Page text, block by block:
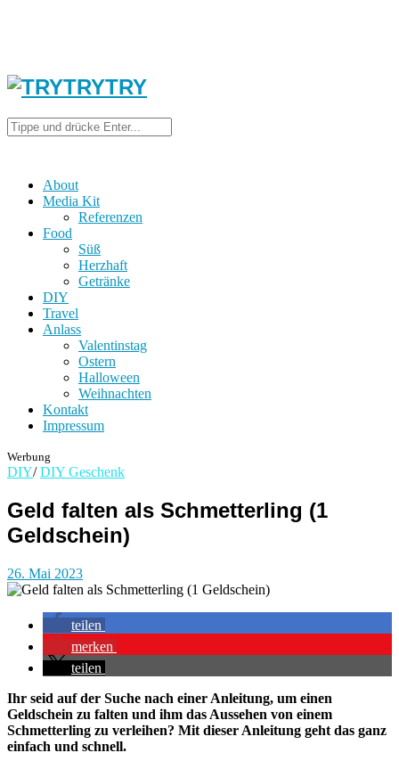
About
Media Kit
Referenzen
Food
Süß
Herzhaft
Getränke
DIY
Travel
Anlass
Valentinstag
Ostern
Halloween
Weihnachten
Kontakt
Impressum
Werbung
DIY/ DIY Geschenk
Geld falten als Schmetterling (1
Geldschein)
26. Mai 2023
teilen
merken
teilen
Ihr seid auf der Suche nach einer Anleitung, um einen
Geldschein zu falten und ihm das Aussehen von einem
Schmetterling zu verleihen? Mit dieser Anleitung geht das ganz
einfach und schnell.